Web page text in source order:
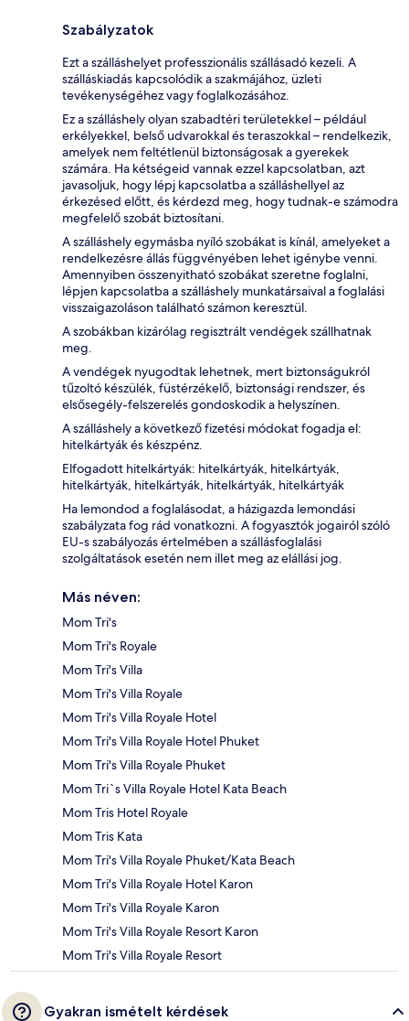
Szabályzatok
Ezt a szálláshelyet professzionális szállásadó kezeli. A
szálláskiadás kapcsolódik a szakmájához, üzleti
tevékenységéhez vagy foglalkozásához.
Ez a szálláshely olyan szabadtéri területekkel – például
erkélyekkel, belső udvarokkal és teraszokkal – rendelkezik,
amelyek nem feltétlenül biztonságosak a gyerekek
számára. Ha kétségeid vannak ezzel kapcsolatban, azt
javasoljuk, hogy lépj kapcsolatba a szálláshellyel az
érkezésed előtt, és kérdezd meg, hogy tudnak-e számodra
megfelelő szobát biztosítani.
A szálláshely egymásba nyíló szobákat is kínál, amelyeket a
rendelkezésre állás függvényében lehet igénybe venni.
Amennyiben összenyitható szobákat szeretne foglalni,
lépjen kapcsolatba a szálláshely munkatársaival a foglalási
visszaigazoláson található számon keresztül.
A szobákban kizárólag regisztrált vendégek szállhatnak
meg.
A vendégek nyugodtak lehetnek, mert biztonságukról
tűzoltó készülék, füstérzékelő, biztonsági rendszer, és
elsősegély-felszerelés gondoskodik a helyszínen.
A szálláshely a következő fizetési módokat fogadja el:
hitelkártyák és készpénz.
Elfogadott hitelkártyák: hitelkártyák, hitelkártyák,
hitelkártyák, hitelkártyák, hitelkártyák, hitelkártyák
Ha lemondod a foglalásodat, a házigazda lemondási
szabályzata fog rád vonatkozni. A fogyasztók jogairól szóló
EU-s szabályozás értelmében a szállásfoglalási
szolgáltatások esetén nem illet meg az elállási jog.
Más néven:
Mom Tri's
Mom Tri's Royale
Mom Tri's Villa
Mom Tri's Villa Royale
Mom Tri's Villa Royale Hotel
Mom Tri's Villa Royale Hotel Phuket
Mom Tri's Villa Royale Phuket
Mom Tri`s Villa Royale Hotel Kata Beach
Mom Tris Hotel Royale
Mom Tris Kata
Mom Tri's Villa Royale Phuket/Kata Beach
Mom Tri's Villa Royale Hotel Karon
Mom Tri's Villa Royale Karon
Mom Tri's Villa Royale Resort Karon
Mom Tri's Villa Royale Resort
Gyakran ismételt kérdések